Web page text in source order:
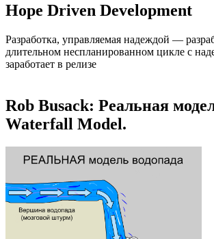
Hope Driven Development
Разработка, управляемая надеждой —
длительном неспланированном цикле с
заработает в релизе
Rob Busack: Реальная
Waterfall Model.